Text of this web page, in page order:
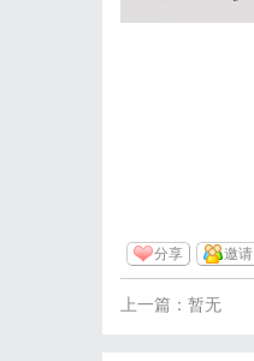
分享 邀请
上一篇：暂无